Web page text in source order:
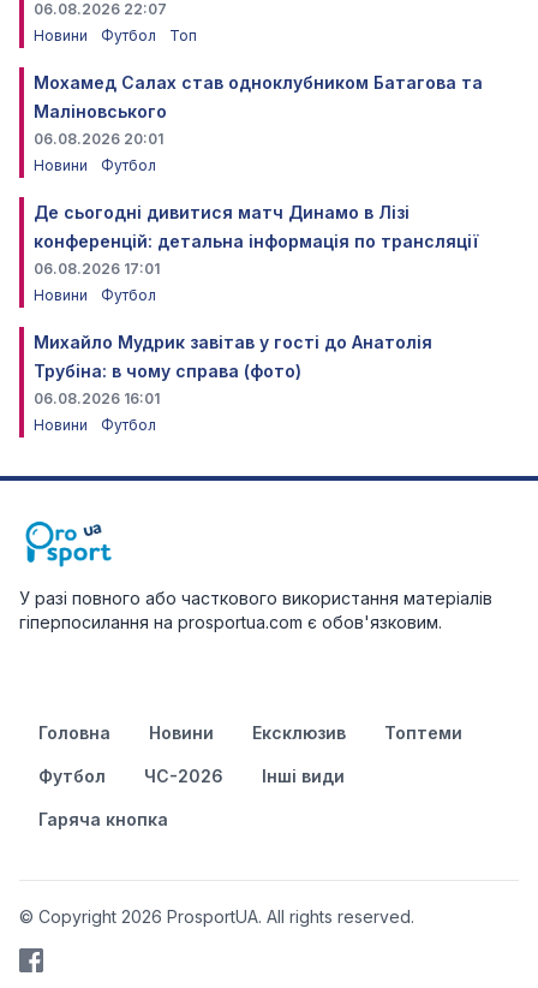
06.08.2026 22:07
Новини
Футбол Топ
Мохамед Салах став одноклубником Батагова та
Маліновського
06.08.2026 20:01
Новини
Футбол
Де сьогодні дивитися матч Динамо в Лізі
конференцій: детальна інформація по трансляції
06.08.2026 17:01
Новини
Футбол
Михайло Мудрик завітав у гості до Анатолія
Трубіна: в чому справа (фото)
06.08.2026 16:01
Новини
Футбол
У разі повного або часткового використання матеріалів
гіперпосилання на prosportua.com є обов'язковим.
Головна Новини Ексклюзив Топтеми
Футбол ЧС-2026 Інші види
Гаряча кнопка
© Copyright 2026 ProsportUA. All rights reserved.